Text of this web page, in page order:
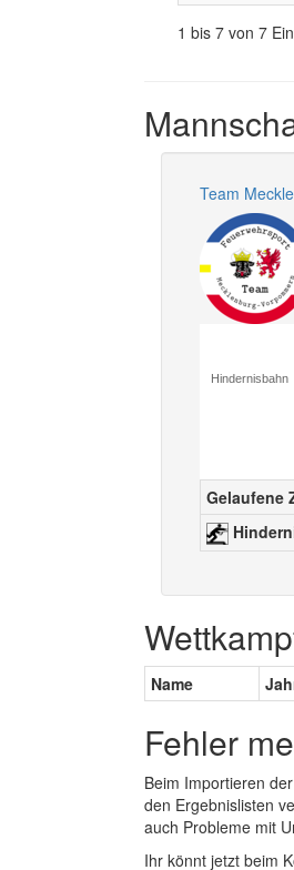
1 bis 7 von 7
Team
Hindernisbahn
Gelaufene
Name
Fehler
Beim Importieren
den Ergebnislisten
auch Probleme mit
Ihr könnt jetzt beim